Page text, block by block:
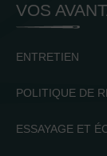
VOS
ENTRETIEN
POLITIQUE DE
ESSAYAGE ET